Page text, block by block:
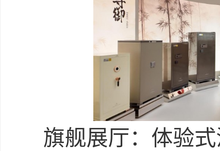
旗舰展厅：体验